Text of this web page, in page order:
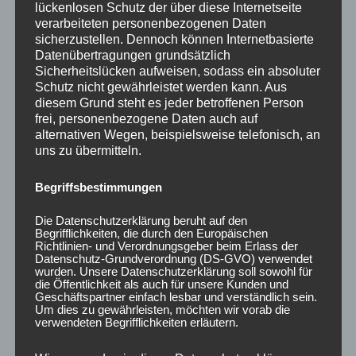
Jetzt Spurverbreiterung optimieren und
Fahrzeugoptik verbessern!
Ähnliche Produkte
lückenlosen Schutz der über diese Internetseite
verarbeiteten personenbezogenen Daten
sicherzustellen. Dennoch können Internetbasierte
Datenübertragungen grundsätzlich
Sicherheitslücken aufweisen, sodass ein absoluter
Schutz nicht gewährleistet werden kann. Aus
diesem Grund steht es jeder betroffenen Person
frei, personenbezogene Daten auch auf
alternativen Wegen, beispielsweise telefonisch, an
uns zu übermitteln.
Begriffsbestimmungen
Die Datenschutzerklärung beruht auf den
Begrifflichkeiten, die durch den Europäischen
Richtlinien- und Verordnungsgeber beim Erlass der
Datenschutz-Grundverordnung (DS-GVO) verwendet
wurden. Unsere Datenschutzerklärung soll sowohl für
die Öffentlichkeit als auch für unsere Kunden und
Geschäftspartner einfach lesbar und verständlich sein.
Um dies zu gewährleisten, möchten wir vorab die
verwendeten Begrifflichkeiten erläutern.